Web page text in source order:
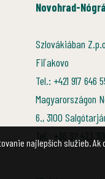
Novohrad-
Szlovákiában
Fiľakovo
Tel.: +421 917
Magyarországon
6., 3100
Tel.: +36 32 423
najlepších služieb.